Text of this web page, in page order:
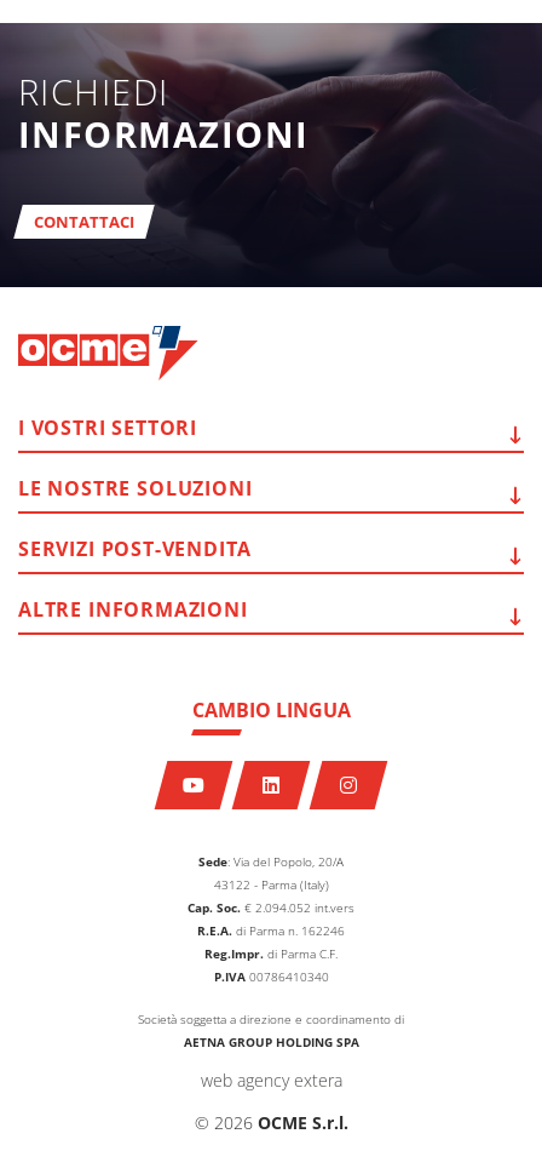
RICHIEDI
INFORMAZIONI
CONTATTACI
Sede: Via del Popolo, 20/A
43122 - Parma (Italy)
Cap. Soc. € 2.094.052 int.vers
R.E.A. di Parma n. 162246
Reg.Impr. di Parma C.F.
P.IVA00786410340
Società soggetta a direzione e coordinamento di
AETNA GROUP HOLDING SPA
web agency extera
© 2026 OCME S.r.l.
CAMBIO LINGUA
I VOSTRI SETTORI
LE NOSTRE SOLUZIONI
SERVIZI POST-VENDITA
ALTRE INFORMAZIONI